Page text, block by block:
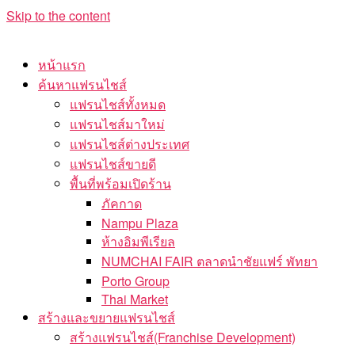
Skip to the content
หน้าแรก
ค้นหาแฟรนไชส์
แฟรนไชส์ทั้งหมด
แฟรนไชส์มาใหม่
แฟรนไชส์ต่างประเทศ
แฟรนไชส์ขายดี
พื้นที่พร้อมเปิดร้าน
ภัคกาด
Nampu Plaza
ห้างอิมพีเรียล
NUMCHAI FAIR ตลาดนำชัยแฟร์ พัทยา
Porto Group
Thai Market
สร้างและขยายแฟรนไชส์
สร้างแฟรนไชส์(Franchise Development)